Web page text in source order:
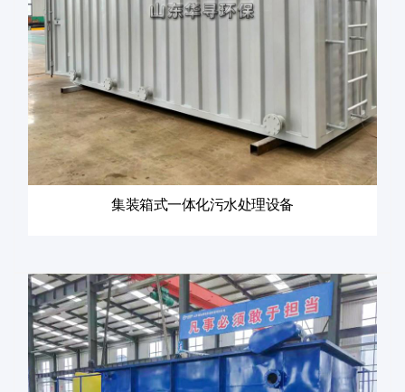
集装箱式一体化污水处理设备